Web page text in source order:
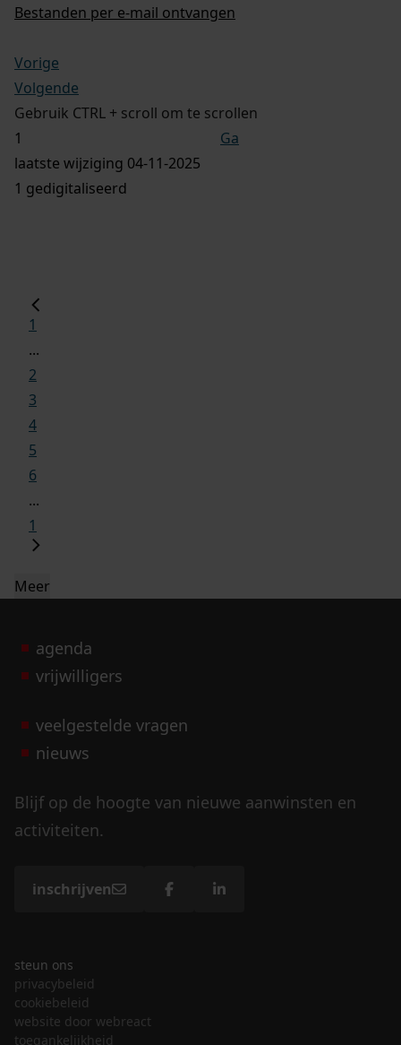
Bestanden per e-mail ontvangen
Vorige
Volgende
Gebruik CTRL + scroll om te scrollen
Ga
laatste wijziging 04-11-2025
1 gedigitaliseerd
1
...
2
3
4
5
6
...
1
Meer
agenda
vrijwilligers
veelgestelde vragen
nieuws
Blijf op de hoogte van nieuwe aanwinsten en
activiteiten.
inschrijven
steun ons
privacybeleid
cookiebeleid
website door webreact
toegankelijkheid